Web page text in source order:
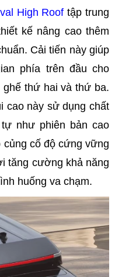
High Rooftập trung
kế nâng cao thêm
Cải tiến này giúp
phía trên đầu cho
ghế thứ hai và thứ ba.
cao này sử dụng chất
như phiên bản cao
củng cố độ cứng vững
tăng cường khả năng
huống va chạm.